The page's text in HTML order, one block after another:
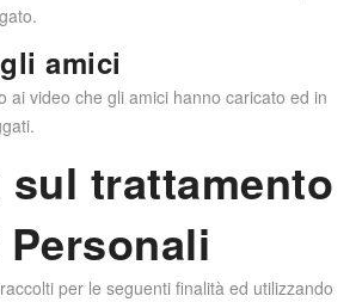
amici
ai video che gli amici hanno caricato ed in
sul trattamento
per le seguenti finalità ed utilizzando